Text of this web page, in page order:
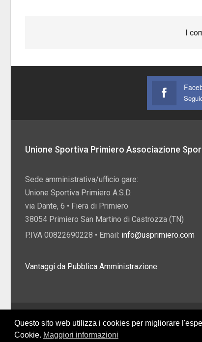
I
Unione Sportiva Primiero Associazione
Sede amministrativa/ufficio gare:
Unione Sportiva Primiero A.S.D.
via Dante, 6 • Fiera di Primiero
38054 Primiero San Martino di Castrozza (TN)
P.IVA 00822690228 • Email: info@usprimiero.com
Vantaggi da Pubblica Amministrazione
Creative Commons
Questo sito web utilizza i cookies per migliorare
Cookie. Maggiori informazioni